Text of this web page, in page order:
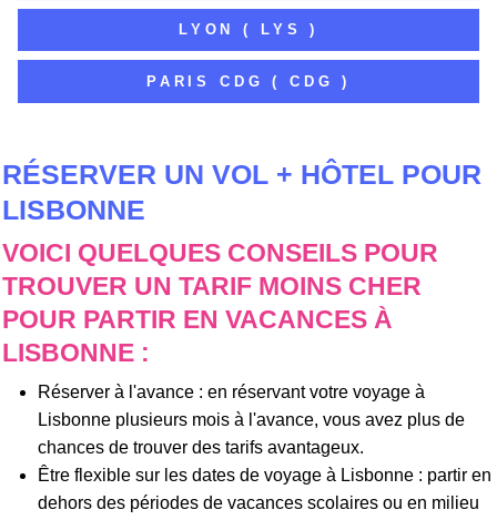
LYON ( LYS )
PARIS CDG ( CDG )
RÉSERVER UN VOL + HÔTEL POUR
LISBONNE
VOICI QUELQUES CONSEILS POUR
TROUVER UN TARIF MOINS CHER
POUR PARTIR EN VACANCES À
LISBONNE :
Réserver à l'avance : en réservant votre voyage à
Lisbonne plusieurs mois à l'avance, vous avez plus de
chances de trouver des tarifs avantageux.
Être flexible sur les dates de voyage à Lisbonne : partir en
dehors des périodes de vacances scolaires ou en milieu